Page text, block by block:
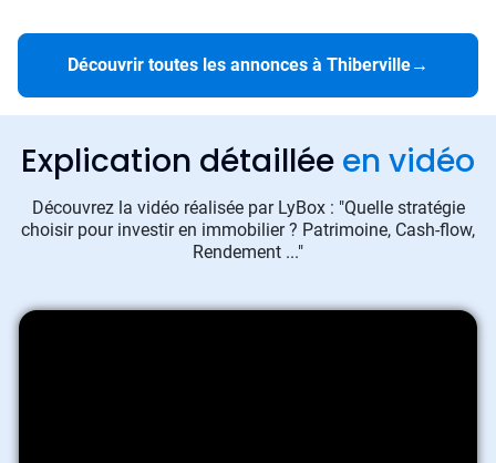
Découvrir toutes les annonces à Thiberville→
Explication détaillée en vidéo
Découvrez la vidéo réalisée par LyBox : "Quelle stratégie
choisir pour investir en immobilier ? Patrimoine, Cash-flow,
Rendement ..."